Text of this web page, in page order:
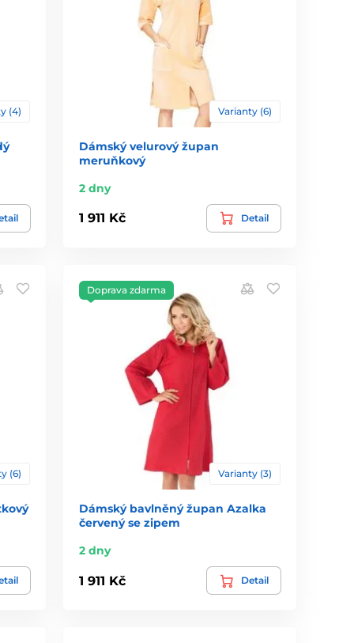
(4) Varianty (6)
Dámský velurový župan
meruňkový
2 dny
1 911 Kč Detail
(6)
Doprava zdarma
Varianty (3)
Dámský bavlněný župan Azalka
červený se zipem
2 dny
1 911 Kč Detail